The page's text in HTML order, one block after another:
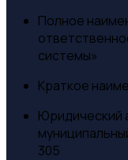
Полное
системы»
Краткое
Юридический
305